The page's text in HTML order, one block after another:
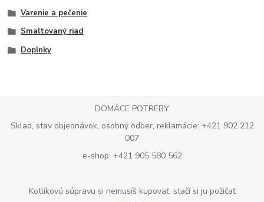
Varenie a pečenie
Smaltovaný riad
Doplnky
DOMÁCE POTREBY
Sklad, stav objednávok, osobný odber, reklamácie: +421 902 212
007
e-shop: +421 905 580 562
Kotlíkovú súpravu si nemusíš kupovať, stačí si ju požičať